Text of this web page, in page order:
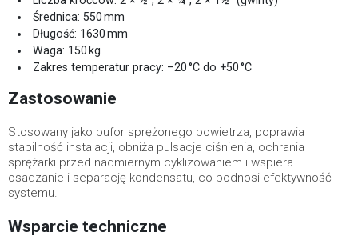
Średnica: 550 mm
Długość: 1630 mm
Waga: 150 kg
Zakres temperatur pracy: –20 °C do +50 °C
Zastosowanie
Stosowany jako bufor sprężonego powietrza, poprawia
stabilność instalacji, obniża pulsacje ciśnienia, ochrania
sprężarki przed nadmiernym cyklizowaniem i wspiera
osadzanie i separację kondensatu, co podnosi efektywność
systemu.
Wsparcie techniczne